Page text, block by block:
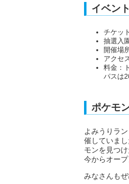
イベン
チケッ
抽選入
開催場
アクセ
料金：
パスは
ポケモ
よみうりラ
催していま
モンを見つ
今からオー
みなさんも